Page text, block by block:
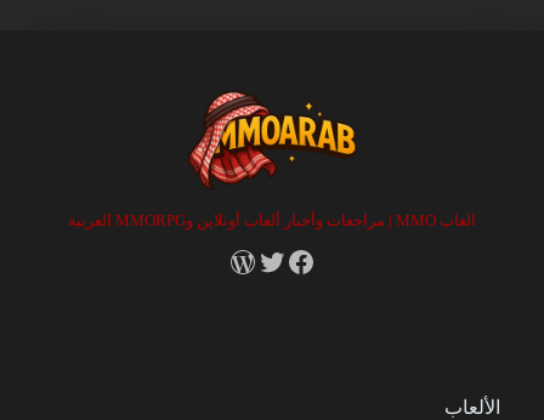
العاب MMO | مراجعات وأخبار ألعاب أونلاين وMMORPG العربية
Facebook
X
RSS
الألعاب